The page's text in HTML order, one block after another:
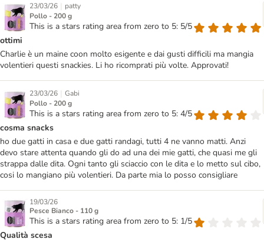
23/03/26 | patty
Pollo - 200 g
This is a stars rating area from zero to 5: 5/5
ottimi
Charlie è un maine coon molto esigente e dai gusti difficili ma mangia
volentieri questi snackies. Li ho ricomprati più volte. Approvati!
23/03/26 | Gabi
Pollo - 200 g
This is a stars rating area from zero to 5: 4/5
cosma snacks
ho due gatti in casa e due gatti randagi, tutti 4 ne vanno matti. Anzi
devo stare attenta quando gli do ad una dei mie gatti, che quasi me gli
strappa dalle dita. Ogni tanto gli sciaccio con le dita e lo metto sul cibo,
cosi lo mangiano più volentieri. Da parte mia lo posso consigliare
19/03/26
Pesce Bianco - 110 g
This is a stars rating area from zero to 5: 1/5
Qualità scesa